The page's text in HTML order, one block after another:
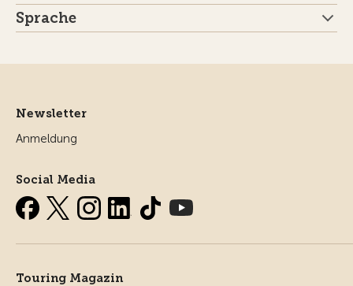
Sprache
Newsletter
Anmeldung
Social Media
Touring Magazin